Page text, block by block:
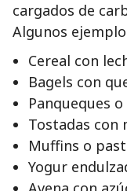
cargados de
Algunos
Cereal con
Bagels con
Panqueques
Tostadas con
Muffins o
Yogur